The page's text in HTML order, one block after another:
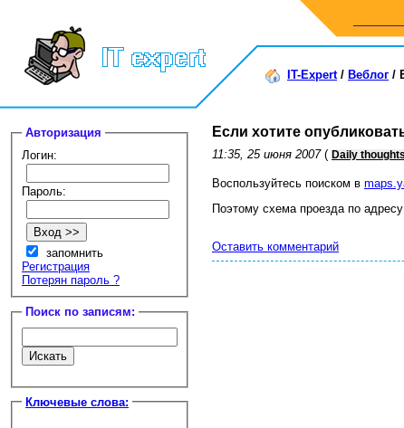
IT-Expert/ Веблог /
Авторизация
Логин:
Пароль:
запомнить
Регистрация
Потерян пароль ?
Поиск по записям:
Ключевые слова:
Если хотите
11:35, 25 июня 2007 ( Daily thoughts
Воспользуйтесь поиском в
Поэтому схема проезда по
Оставить комментарий